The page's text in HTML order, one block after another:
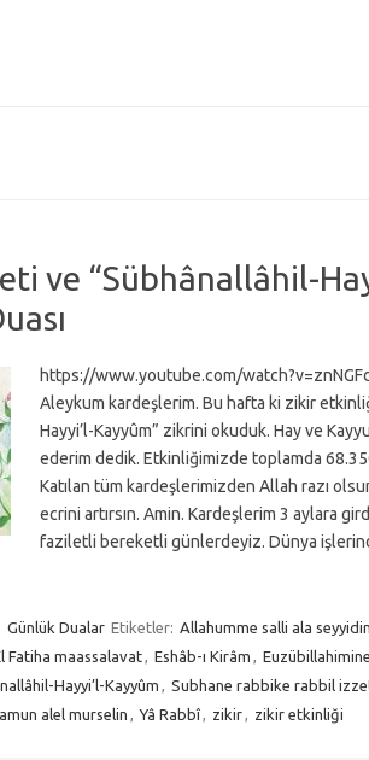
ve “Sübhânallâhil-
https://www.youtube.com/
Aleykum kardeşlerim. Bu hafta ki zikir
Hayyi’l-Kayyûm” zikrini okuduk. Hay ve
ederim dedik. Etkinliğimizde toplamda
Katılan tüm kardeşlerimizden Allah razı
ecrini artırsın. Amin. Kardeşlerim 3 aylara
faziletli bereketli günlerdeyiz. Dünya
Günlük Dualar Etiketler: Allahumme salli ala
Fatiha maassalavat, Eshâb-ı Kirâm ,
Hayyi’l-Kayyûm , Subhane rabbike rabbil
alel murselin , Yâ Rabbî, zikir, zikir etkinliği